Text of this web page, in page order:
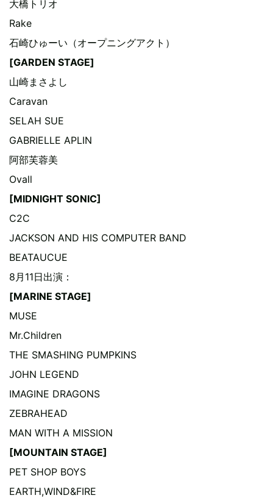
大橋トリオ
Rake
石崎ひゅーい（オープニングアクト）
[GARDEN STAGE]
山崎まさよし
Caravan
SELAH SUE
GABRIELLE APLIN
阿部芙蓉美
Ovall
[MIDNIGHT SONIC]
C2C
JACKSON AND HIS COMPUTER BAND
BEATAUCUE
8月11日出演：
[MARINE STAGE]
MUSE
Mr.Children
THE SMASHING PUMPKINS
JOHN LEGEND
IMAGINE DRAGONS
ZEBRAHEAD
MAN WITH A MISSION
[MOUNTAIN STAGE]
PET SHOP BOYS
EARTH,WIND&FIRE